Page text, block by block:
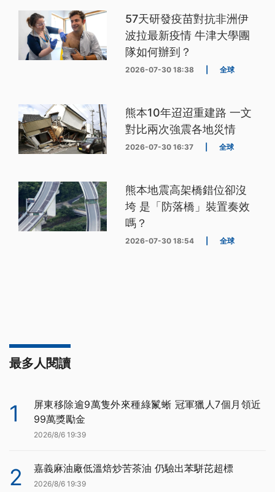
57天研發疫苗對抗非洲伊
波拉最新疫情 牛津大學團
隊如何辦到？
2026-07-30 18:38 全球
熊本10年迢迢重建路 一文
對比兩次強震各地災情
2026-07-30 16:37 全球
熊本地震高架橋錯位卻沒
垮 是「防落橋」裝置奏效
嗎？
2026-07-30 18:54 全球
最多人閱讀
1
屏東移除逾9萬隻外來種綠鬣蜥 冠軍獵人7個月領近
99萬獎勵金
2026/8/6 19:39
2 嘉義麻油廠低溫焙炒苦茶油 仍驗出苯駢芘超標
2026/8/6 19:39